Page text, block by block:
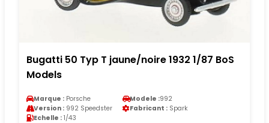
Bugatti 50 Typ T jaune/noire 1932 1/87 BoS
Models
Marque : Porsche Modele :992
Version : 992 Speedster Fabricant : Spark
Echelle : 1/43